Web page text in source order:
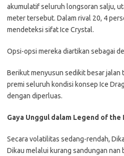
akumulatif seluruh longsoran salju,
meter tersebut. Dalam rival 20, 4
mendeteksi sifat Ice Crystal.
Opsi-opsi mereka diartikan sebagai
Berikut menyusun sedikit besar jalan
premi seluruh kondisi konsep Ice
dengan diperluas.
Gaya Unggul dalam Legend of the
Secara volatilitas sedang-rendah,
Dikau melalui kurang sandungan nan